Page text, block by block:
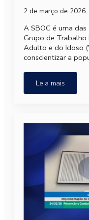
2 de março de 2026
A SBOC é uma
Grupo de Trabalho
Adulto e do Idoso
conscientizar a
Leia mais